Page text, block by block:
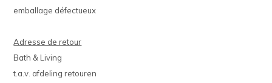
emballage défectueux
Adresse de retour
Bath & Living
t.a.v. afdeling retouren